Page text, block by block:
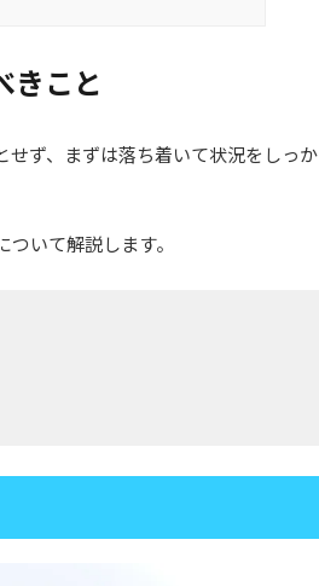
きこと
ず、まずは落ち着いて状況をしっか
いて解説します。